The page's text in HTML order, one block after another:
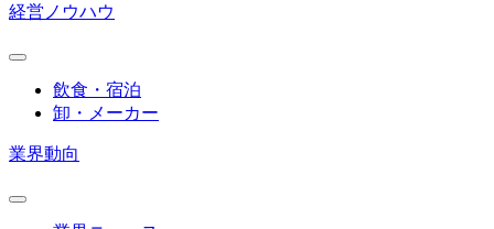
経営ノウハウ
飲食・宿泊
卸・メーカー
業界動向